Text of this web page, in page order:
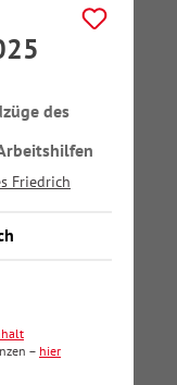
des
Friedrich
– hier